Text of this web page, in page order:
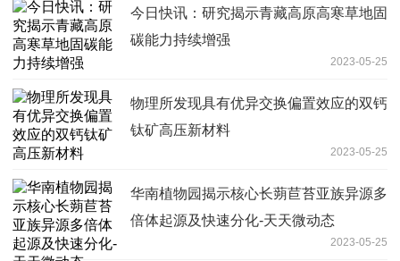
今日快讯：研究揭示青藏高原高寒草地固
碳能力持续增强
2023-05-25
物理所发现具有优异交换偏置效应的双钙
钛矿高压新材料
2023-05-25
华南植物园揭示核心长蒴苣苔亚族异源多
倍体起源及快速分化-天天微动态
2023-05-25